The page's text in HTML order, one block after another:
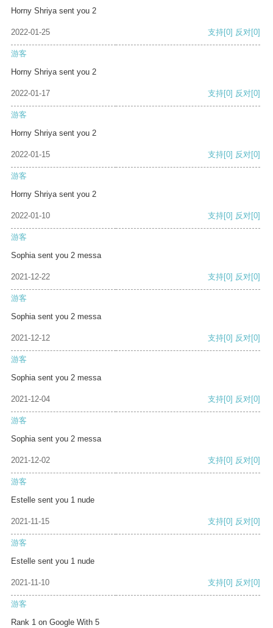
Horny Shriya sent you 2
2022-01-25 支持[0] 反对[0]
游客
Horny Shriya sent you 2
2022-01-17 支持[0] 反对[0]
游客
Horny Shriya sent you 2
2022-01-15 支持[0] 反对[0]
游客
Horny Shriya sent you 2
2022-01-10 支持[0] 反对[0]
游客
Sophia sent you 2 messa
2021-12-22 支持[0] 反对[0]
游客
Sophia sent you 2 messa
2021-12-12 支持[0] 反对[0]
游客
Sophia sent you 2 messa
2021-12-04 支持[0] 反对[0]
游客
Sophia sent you 2 messa
2021-12-02 支持[0] 反对[0]
游客
Estelle sent you 1 nude
2021-11-15 支持[0] 反对[0]
游客
Estelle sent you 1 nude
2021-11-10 支持[0] 反对[0]
游客
Rank 1 on Google With 5